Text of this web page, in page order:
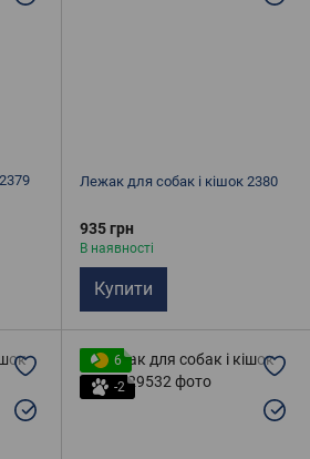
Лежак для собак і кішок 2380
935 грн
В наявності
Купити
6
-2